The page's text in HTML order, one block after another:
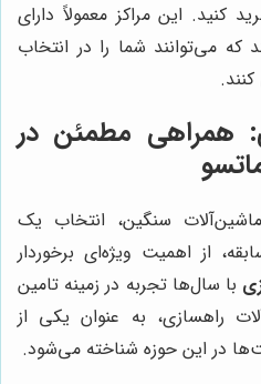
کنید. این مراکز معمولاً دارای
می‌توانند شما را در انتخاب
: همراهی مطمئن در
ماشین‌آلات سنگین، انتخاب یک
از اهمیت ویژه‌ای برخوردار
با سال‌ها تجربه در زمینه تامین
راهسازی، به عنوان یکی از
در این حوزه شناخته می‌شود.